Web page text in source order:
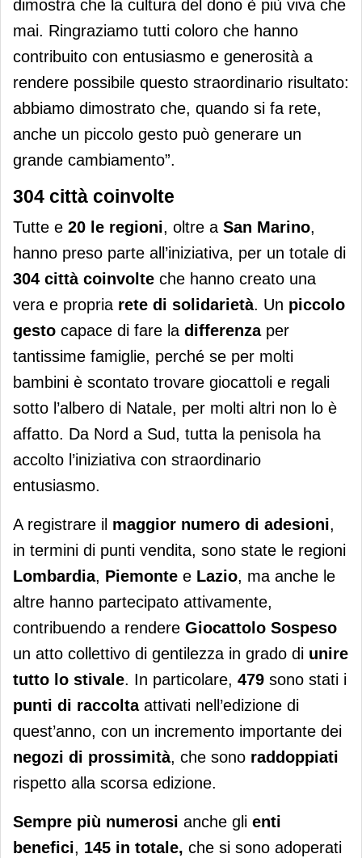
dimostra che la cultura del dono è più viva che
mai. Ringraziamo tutti coloro che hanno
contribuito con entusiasmo e generosità a
rendere possibile questo straordinario risultato:
abbiamo dimostrato che, quando si fa rete,
anche un piccolo gesto può generare un
grande cambiamento”.
304 città coinvolte
Tutte e 20 le regioni, oltre a San Marino,
hanno preso parte all’iniziativa, per un totale di
304 città coinvolte che hanno creato una
vera e propria rete di solidarietà. Un piccolo
gesto capace di fare la differenzaper
tantissime famiglie, perché se per molti
bambini è scontato trovare giocattoli e regali
sotto l’albero di Natale, per molti altri non lo è
affatto. Da Nord a Sud, tutta la penisola ha
accolto l’iniziativa con straordinario
entusiasmo.
A registrare il maggior numero di adesioni,
in termini di punti vendita, sono state le regioni
Lombardia, Piemonte e Lazio, ma anche le
altre hanno partecipato attivamente,
contribuendo a rendere Giocattolo Sospeso
un atto collettivo di gentilezza in grado di unire
tutto lo stivale. In particolare, 479 sono stati i
punti di raccolta attivati nell’edizione di
quest’anno, con un incremento importante dei
negozi di prossimità, che sono raddoppiati
rispetto alla scorsa edizione.
Sempre più numerosi anche gli enti
benefici, 145 in totale, che si sono adoperati